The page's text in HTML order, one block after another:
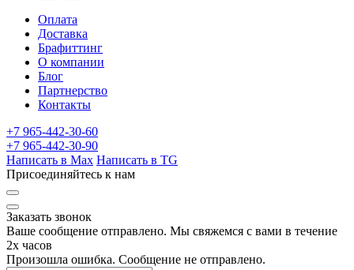
Оплата
Доставка
Брафиттинг
О компании
Блог
Партнерство
Контакты
+7 965-442-30-60
+7 965-442-30-90
Написать в Max Написать в TG
Присоединяйтесь к нам
Заказать звонок
Ваше сообщение отправлено. Мы свяжемся с вами в течение
2х часов
Произошла ошибка. Сообщение не отправлено.